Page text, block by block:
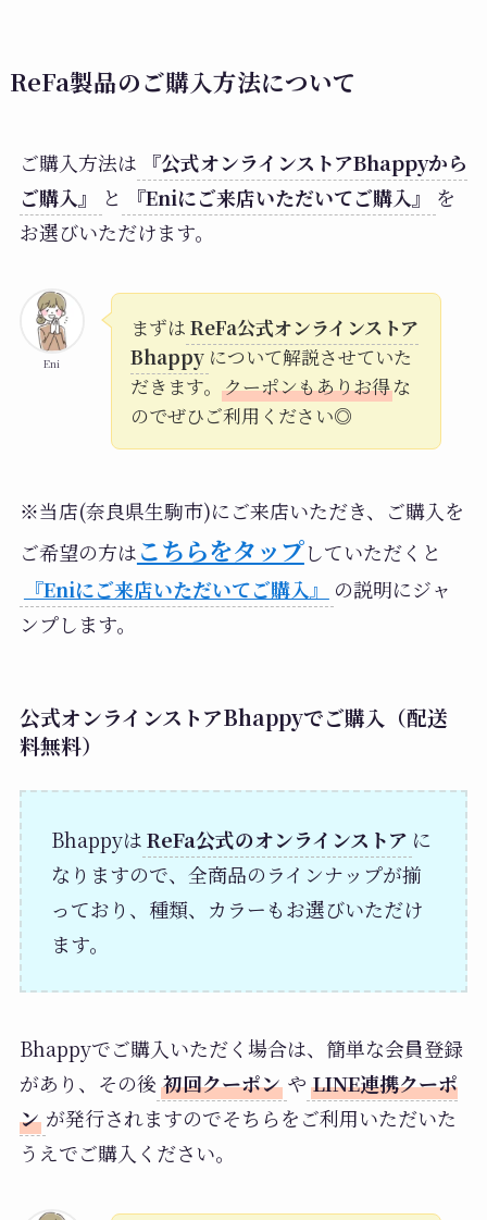
ReFa製品のご購入方法について
ご購入方法は
『公式オンラインストアBhappyから
ご購入』
と 『Eniにご来店いただいてご購入』
を
お選びいただけます。
Eni
まずは ReFa公式オンラインストア
Bhappy について解説させていた
だきます。 クーポンもありお得な
のでぜひご利用ください◎
※当店(奈良県生駒市)にご来店いただき、ご購入を
ご希望の方はこちらをタップしていただくと
『Eniにご来店いただいてご購入』
の説明にジャ
ンプします。
公式オンラインストアBhappyでご購入（配送
料無料）
BhappyはReFa公式のオンラインストア に
なりますので、全商品のラインナップが揃
っており、種類、カラーもお選びいただけ
ます。
Bhappyでご購入いただく場合は、簡単な会員登録
があり、その後 初回クーポン や LINE連携クーポ
ン が発行されますのでそちらをご利用いただいた
うえでご購入ください。